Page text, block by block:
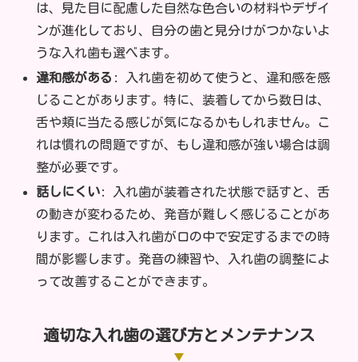
は、見た目に配慮した自然な色合いの材料やデザイ
ンが進化しており、自分の歯と見分けがつかないよ
うな入れ歯も選べます。
違和感がある : 入れ歯を初めて使うと、違和感を感
じることがあります。特に、装着してから数日は、
舌や頬に当たる感じが気になるかもしれません。こ
れは慣れの問題ですが、もし違和感が強い場合は調
整が必要です。
話しにくい: 入れ歯が装着された状態で話すと、舌
の動きが変わるため、発音が難しく感じることがあ
ります。これは入れ歯が口の中で安定するまでの時
間が影響します。発音の練習や、入れ歯の調整によ
って改善することができます。
適切な入れ歯の選び方とメンテナンス